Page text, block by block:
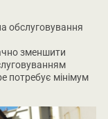
обслуговування
зменшити
потребує мінімум